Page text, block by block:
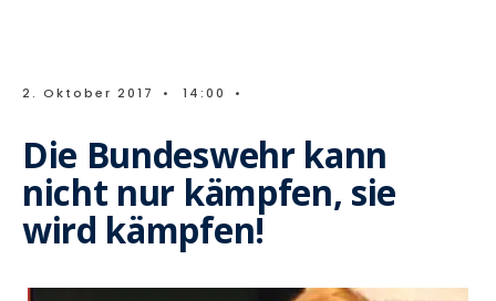
2. Oktober 2017 • 14:00 •
Die Bundeswehr kann
nicht nur kämpfen, sie
wird kämpfen!